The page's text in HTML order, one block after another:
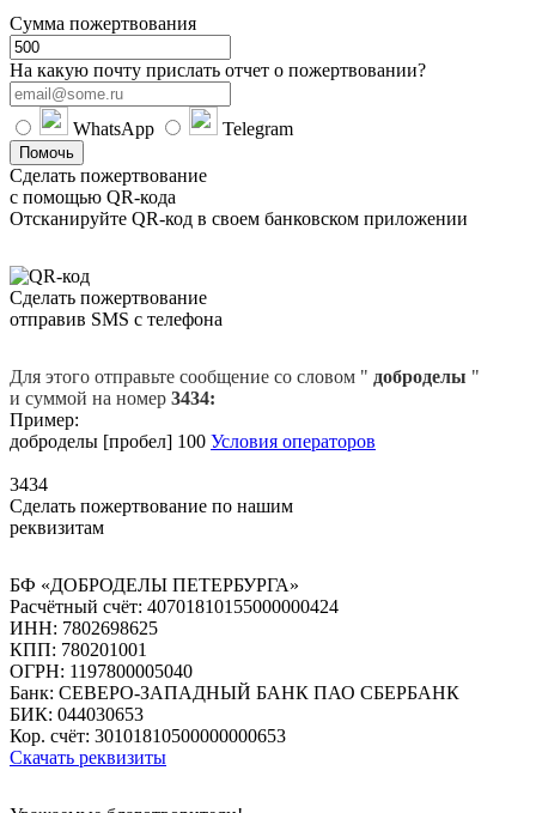
Сумма пожертвования
На какую почту прислать отчет о пожертвовании?
WhatsApp Telegram
Помочь
Сделать пожертвование
с помощью QR-кода
Отсканируйте QR-код в своем банковском приложении
Сделать пожертвование
отправив SMS с телефона
Для этого отправьте сообщение со словом " доброделы "
и суммой на номер 3434:
Пример:
доброделы [пробел] 100 Условия операторов
3434
Сделать пожертвование по нашим
реквизитам
БФ «ДОБРОДЕЛЫ ПЕТЕРБУРГА»
Расчётный счёт: 40701810155000000424
ИНН: 7802698625
КПП: 780201001
ОГРН: 1197800005040
Банк: СЕВЕРО-ЗАПАДНЫЙ БАНК ПАО СБЕРБАНК
БИК: 044030653
Кор. счёт: 30101810500000000653
Скачать реквизиты